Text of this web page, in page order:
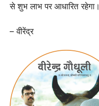
से शुभ लाभ पर आधारित रहेगा।
– वीरेंद्र